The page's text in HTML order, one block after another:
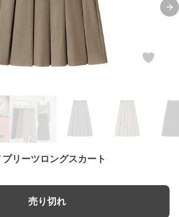
リーツロングスカート
売り切れ